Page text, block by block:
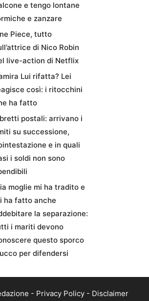
e tengo lontane
e zanzare
Piece, tutto
di Nico Robin
live-action di Netflix
Lui rifatta? Lei
così: i ritocchini
ha fatto
postali: arrivano i
su successione,
e in quali
i soldi non sono
moglie mi ha tradito e
ha fatto anche
la separazione:
i mariti devono
questo sporco
per difendersi
- Privacy Policy - Disclaimer